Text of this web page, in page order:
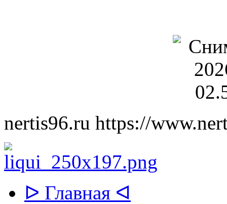
nertis96.ru https://
ᐅ Главная ᐊ